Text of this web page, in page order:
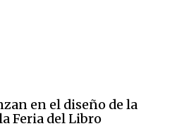
en el diseño de la
Feria del Libro